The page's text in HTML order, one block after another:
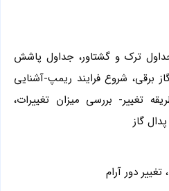
ترک و گشتاور، جداول پاشش
برقی، شروع فرایند ریمپ-آشنایی
2 بعدی- طریقه تغییر- بررسی میزان تغییرات،
گاز
دور آرام